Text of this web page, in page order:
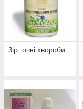
Зір, очні хвороби.